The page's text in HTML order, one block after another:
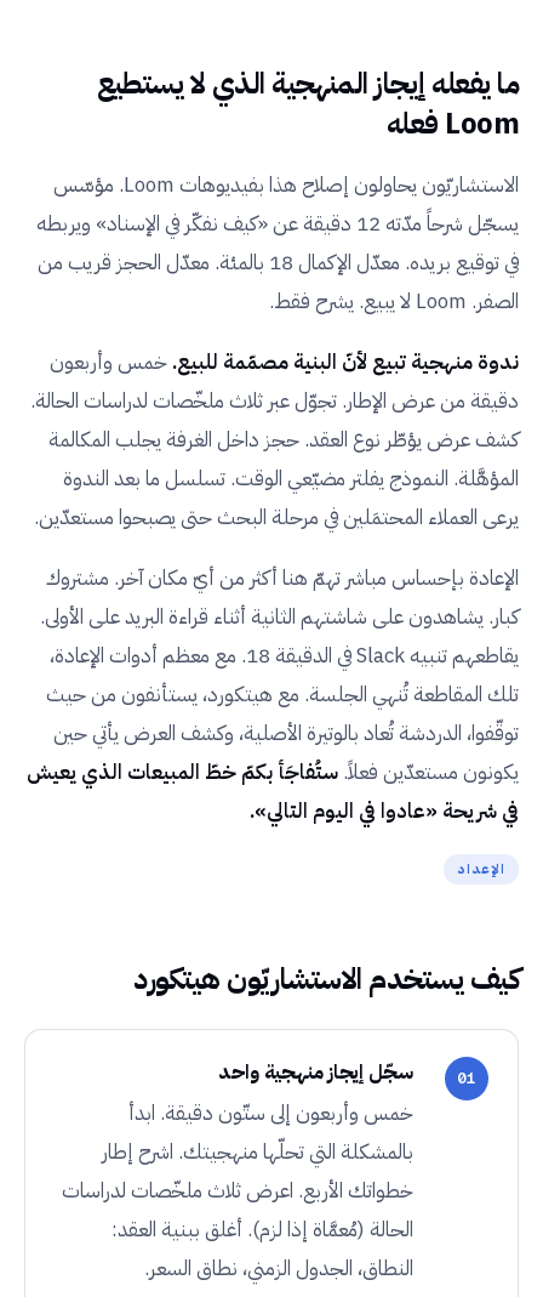
ما يفعله إيجاز المنهجية الذي لا يستطيع
Loom فعله
الاستشاريّون يحاولون إصلاح هذا بفيديوهات Loom. مؤسّس
يسجّل شرحاً مدّته 12 دقيقة عن «كيف نفكّر في الإسناد» ويربطه
في توقيع بريده. معدّل الإكمال 18 بالمئة. معدّل الحجز قريب من
الصفر. Loom لا يبيع. يشرح فقط.
ندوة منهجية تبيع لأنّ البنية مصمّمة للبيع. خمس وأربعون
دقيقة من عرض الإطار. تجوّل عبر ثلاث ملخّصات لدراسات الحالة.
كشف عرض يؤطّر نوع العقد. حجز داخل الغرفة يجلب المكالمة
المؤهَّلة. النموذج يفلتر مضيّعي الوقت. تسلسل ما بعد الندوة
يرعى العملاء المحتمَلين في مرحلة البحث حتى يصبحوا مستعدّين.
الإعادة بإحساس مباشر تهمّ هنا أكثر من أيّ مكان آخر. مشتروك
كبار. يشاهدون على شاشتهم الثانية أثناء قراءة البريد على الأولى.
يقاطعهم تنبيه Slack في الدقيقة 18. مع معظم أدوات الإعادة،
تلك المقاطعة تُنهي الجلسة. مع هيتكورد، يستأنفون من حيث
توقّفوا، الدردشة تُعاد بالوتيرة الأصلية، وكشف العرض يأتي حين
يكونون مستعدّين فعلاً. ستُفاجَأ بكمّ خطّ المبيعات الذي يعيش
في شريحة «عادوا في اليوم التالي».
الإعداد
كيف يستخدم الاستشاريّون هيتكورد
01
سجّل إيجاز منهجية واحد
خمس وأربعون إلى ستّون دقيقة. ابدأ
بالمشكلة التي تحلّها منهجيتك. اشرح إطار
خطواتك الأربع. اعرض ثلاث ملخّصات لدراسات
الحالة (مُعمَّاة إذا لزم). أغلق ببنية العقد:
النطاق، الجدول الزمني، نطاق السعر.